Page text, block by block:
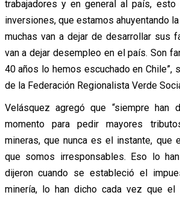
trabajadores y en general al país,
inversiones, que estamos ahuyentando
muchas van a dejar de desarrollar sus
van a dejar desempleo en el país. Son
40 años lo hemos escuchado en Chile”,
de la Federación Regionalista Verde
Velásquez agregó que “siempre
momento para pedir mayores
mineras, que nunca es el instante, que
que somos irresponsables. Eso lo
dijeron cuando se estableció el
minería, lo han dicho cada vez que el